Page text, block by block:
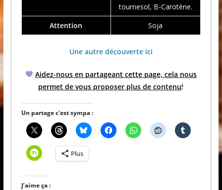
tournesol, Β-Carotène.
Attention
Soja
Une autre découverte ici
Aidez-nous en partageant cette page, cela nous
permet de vous proposer plus de contenu!
Un partage c'est sympa :
Plus
J’aime ça :